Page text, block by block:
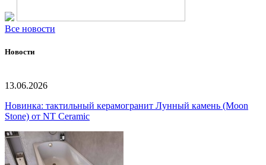
Все новости
Новости
13.06.2026
Новинка: тактильный керамогранит Лунный камень (Moon
Stone) от NT Ceramic